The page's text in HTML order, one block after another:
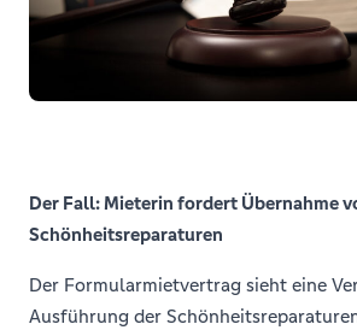
Der Fall: Mieterin fordert Übernahme
Schönheitsreparaturen
Der Formularmietvertrag sieht eine
Ausführung der